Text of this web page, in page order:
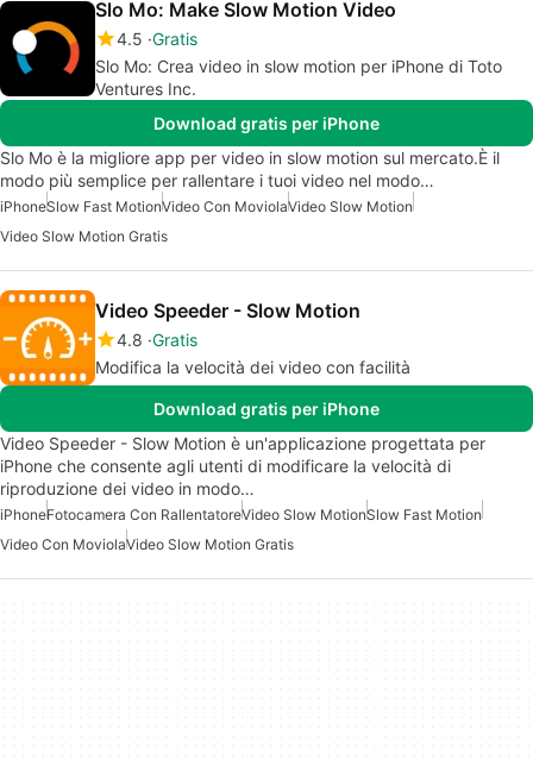
Slo Mo: Make Slow Motion Video
4.5 Gratis
Slo Mo: Crea video in slow motion per iPhone di Toto
Ventures Inc.
Download gratis per iPhone
Slo Mo è la migliore app per video in slow motion sul mercato.È il
modo più semplice per rallentare i tuoi video nel modo…
iPhoneSlow Fast MotionVideo Con MoviolaVideo Slow Motion
Video Slow Motion Gratis
Video Speeder - Slow Motion
4.8 Gratis
Modifica la velocità dei video con facilità
Download gratis per iPhone
Video Speeder - Slow Motion è un'applicazione progettata per
iPhone che consente agli utenti di modificare la velocità di
riproduzione dei video in modo…
iPhoneFotocamera Con RallentatoreVideo Slow MotionSlow Fast Motion
Video Con MoviolaVideo Slow Motion Gratis